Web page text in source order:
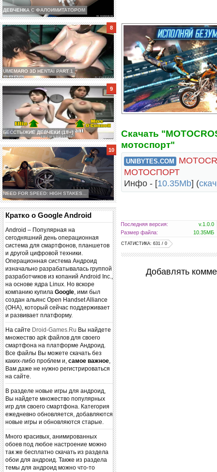
ДЕВЧЕНКА С ФАЛОИМИТАТОРОМ
UMEMARO 3D HENTAI PART 1
БЕССТЫЖИЕ ДЕВЧЕКИ (18+)
NEED FOR SPEED: HIGH STAKES...
Кратко о Google Android
Android – Популярная на
сегодняшний день операционная
система для смартфонов, планшетов
и другой цифровой техники.
Операционная система Андроид
изначально разрабатывалась группой
разработчиков из копаний Android Inc.,
на основе ядра Linux. Но вскоре
компанию купила Google, ими был
создан альянс Open Handset Alliance
(OHA), который сейчас поддерживает
и развивает платформу.
На сайте Droid-Games.Ru Вы найдете
множество apk файлов для своего
смартфона на платформе Андроид.
Все файлы Вы можете скачать без
каких-либо проблем и, самое важное,
Вам даже не нужно регистрироваться
на сайте.
В разделе новые игры для андроид,
Вы найдете множество популярных
игр для своего смартфона. Категория
ежедневно обновляется, добавляются
новые игры и обновляются старые.
Много красивых, анимированных
обоев под любое настроение можно
так же бесплатно скачать из раздела
обои для андроид. Также из раздела
темы для андроид можно что-то
Cкачать
мотоспорт"
UNIBYTES.COM
МОТОСПОРТ
Инфо - [10.35Mb] (
Последняя версия:
v.1.0.0
Размер файла:
10.35МБ
СТАТИСТИКА: 631 / 0
Добавлять